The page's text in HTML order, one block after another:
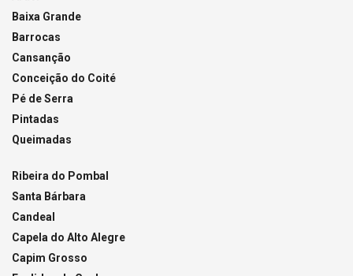
Baixa Grande
Barrocas
Cansanção
Conceição do Coité
Pé de Serra
Pintadas
Queimadas
Ribeira do Pombal
Santa Bárbara
Candeal
Capela do Alto Alegre
Capim Grosso